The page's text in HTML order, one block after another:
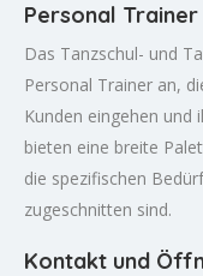
Personal Trainer
Das Tanzschul- und
Personal Trainer an,
Kunden eingehen und
bieten eine breite
die spezifischen
zugeschnitten sind.
Kontakt und